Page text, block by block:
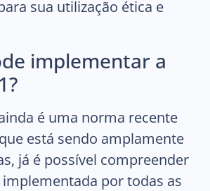
sua utilização ética e
implementar a
é uma norma recente
está sendo amplamente
já é possível compreender
implementada por todas as